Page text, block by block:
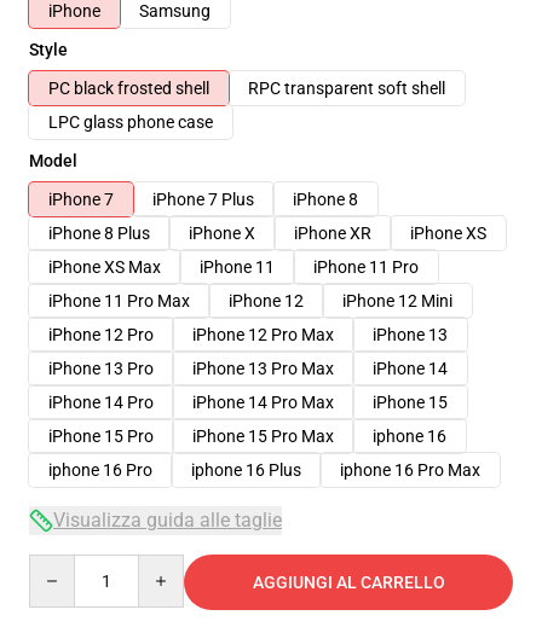
iPhone
Samsung
Style
PC black frosted shell
RPC transparent soft shell
LPC glass phone case
Model
iPhone 7
iPhone 7 Plus
iPhone 8
iPhone 8 Plus
iPhone X iPhone XR
iPhone XS
iPhone XS Max
iPhone 11
iPhone 11 Pro
iPhone 11 Pro Max
iPhone 12
iPhone 12 Mini
iPhone 12 Pro
iPhone 12 Pro Max
iPhone 13
iPhone 13 Pro
iPhone 13 Pro Max
iPhone 14
iPhone 14 Pro
iPhone 14 Pro Max
iPhone 15
iPhone 15 Pro
iPhone 15 Pro Max
iphone 16
iphone 16 Pro
iphone 16 Plus iphone 16 Pro Max
Visualizza guida alle taglie
AGGIUNGI AL CARRELLO